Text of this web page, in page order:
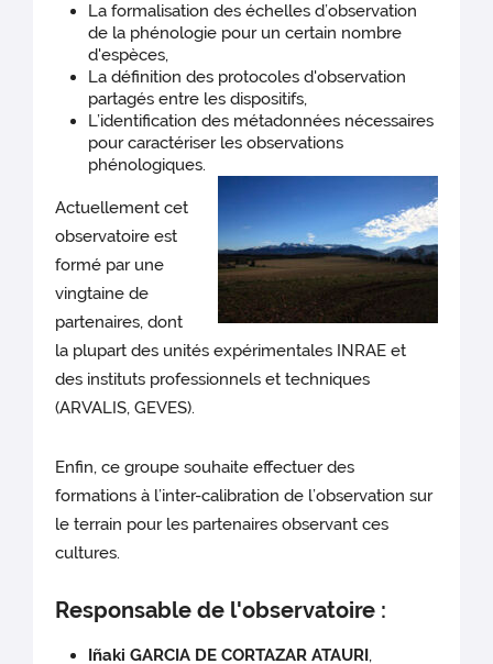
La formalisation des échelles d’observation
de la phénologie pour un certain nombre
d'espèces,
La définition des protocoles d'observation
partagés entre les dispositifs,
L’identification des métadonnées nécessaires
pour caractériser les observations
phénologiques.
Actuellement cet
observatoire est
formé par une
vingtaine de
partenaires, dont
la plupart des unités expérimentales INRAE et
des instituts professionnels et techniques
(ARVALIS, GEVES).
Enfin, ce groupe souhaite effectuer des
formations à l’inter-calibration de l’observation sur
le terrain pour les partenaires observant ces
cultures.
Responsable de l'observatoire :
Iñaki GARCIA DE CORTAZAR ATAURI,